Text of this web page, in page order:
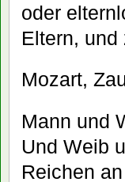
oder
Eltern, und
Mozart,
Mann und
Und Weib
Reichen